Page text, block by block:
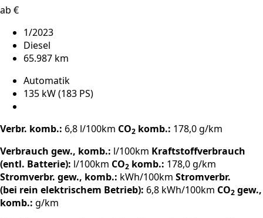
ab €
1/2023
Diesel
65.987 km
Automatik
135 kW (183 PS)
Verbr. komb.: 6,8 l/100km CO2 komb.: 178,0 g/km
Verbrauch gew., komb.: l/100km Kraftstoffverbrauch
(entl. Batterie): l/100km CO2 komb.: 178,0 g/km
Stromverbr. gew., komb.: kWh/100km Stromverbr.
(bei rein elektrischem Betrieb): 6,8 kWh/100km CO2 gew.,
komb.: g/km